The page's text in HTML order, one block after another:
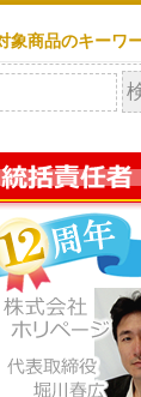
象商品のキーワ